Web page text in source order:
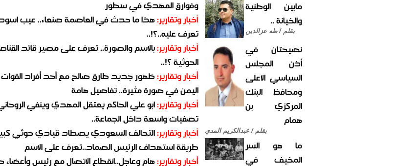
مابين الوطنية
والخيانة ..
بقلم / طه عزالدين
نصيحتان في
أذن المجلس
السياسي الأعلى
ومحافظ البنك
المركزي بن
همام
بقلم / عبدالكريم المدي
ما هو السر
المخيف في
وفوارق المهدي في سطور
أخبار وتقارير:هذا ما حدث في العاصمة صنعاء.. عيب اسود
تعرف عليه..؟!..
أخبار وتقارير:بالاسم والصورة.. تعرف على مصير قائد
الحوثية ؟!..
أخبار وتقارير:ظهور جديد طارق صالح مع أحد أفراد
اليمن في صورة مثيرة.. تفاصيل هامة
أخبار وتقارير:ابو علي الحاكم يعتقل المهدي وينفي
تصفيات واسعة داخل الجماعة..
أخبار وتقارير:التحالف السعودي يصطاد قيادي حوثي
طريقة استهداف الرئيس الصماد..تعرف على الاسم
أخبار وتقارير:هام وعاجل..انقطاع الاتصال مع رئيس